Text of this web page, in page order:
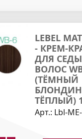
LEBEL
- КРЕМ-
ДЛЯ
ВОЛОС
(ТЁМНЫЙ
БЛОНДИН
ТЁПЛЫЙ)
Арт.: Lbl-